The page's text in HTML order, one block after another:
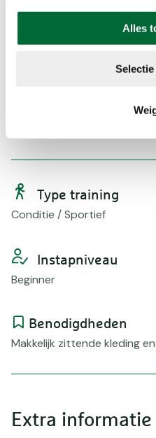
Alles
06-11080053
sportief Wandelen
Type training
Conditie / Sportief
Instapniveau
Beginner
Benodigdheden
Makkelijk zittende kleding
Extra informatie